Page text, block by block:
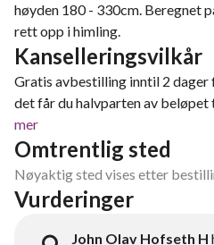
høyden 180 - 330cm. Beregnet
rett opp i himling.
Kanselleringsvilkår
Gratis avbestilling inntil 2
det får du halvparten av
mer
Omtrentlig sted
Nøyaktig sted vises etter
Vurderinger
John Olav Hofseth H